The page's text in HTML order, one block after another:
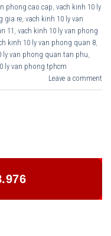
phong cao cap vach kinh 10 ly
gia re vach kinh 10 ly van
11 vach kinh 10 ly van phong
kinh 10 ly van phong quan 8
ly van phong quan tan phu
ly van phong tphcm
Leave a comment